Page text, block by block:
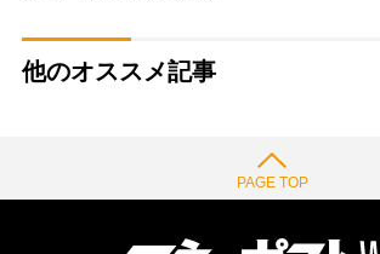
他のオススメ記事
PAGE TOP